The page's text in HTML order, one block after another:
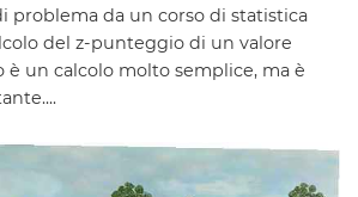
problema da un corso di statistica
del z-punteggio di un valore
è un calcolo molto semplice, ma è